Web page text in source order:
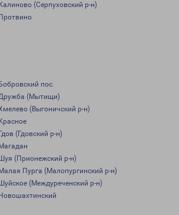
(Серпуховский р-н)
пос.
(Мытищи)
(Выгоничский р-н)
(Гдовский р-н)
(Прионежский р-н)
Пурга (Малопургинский р-н)
(Междуреченский р-н)